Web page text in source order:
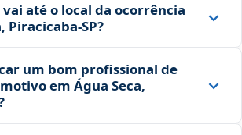
até o local da ocorrência
Piracicaba‑SP?
um bom profissional de
em Água Seca,